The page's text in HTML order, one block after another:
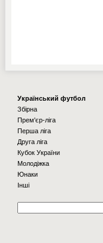
Українcький футбол
Збірна
Прем'єр-ліга
Перша ліга
Друга ліга
Кубок України
Молодіжка
Юнаки
Інші